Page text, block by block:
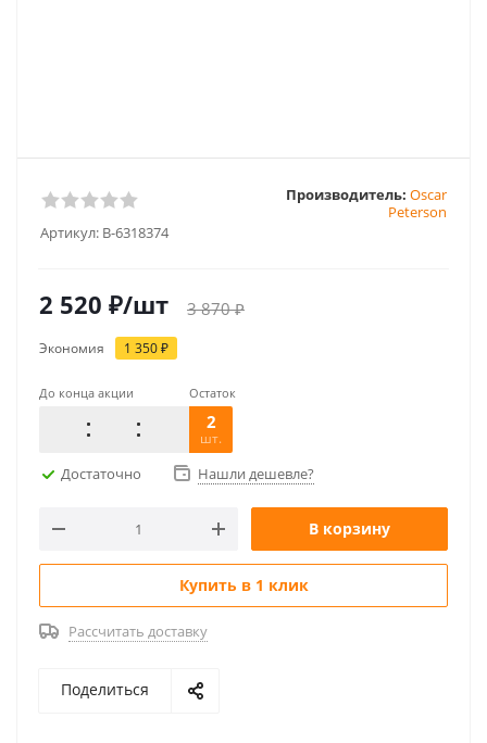
Артикул: B-6318374
Производитель: Oscar
Peterson
2 520 ₽/шт 3 870₽
Экономия 1 350₽
До конца акции Остаток
2
шт.
Достаточно Нашли дешевле?
В корзину
Купить в 1 клик
Рассчитать доставку
Поделиться